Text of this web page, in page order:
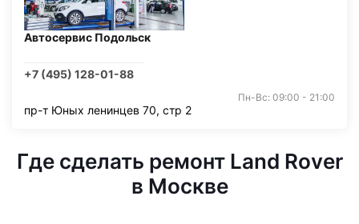
Автосервис Подольск
+7 (495) 128-01-88
Пн-Вс: 09:00 - 21:00
пр-т Юных ленинцев 70, стр 2
Где сделать ремонт Land Rover
в Москве